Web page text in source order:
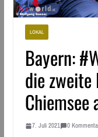
LOKAL
Bayern:
die
Chiemsee
7. Juli 2021 0